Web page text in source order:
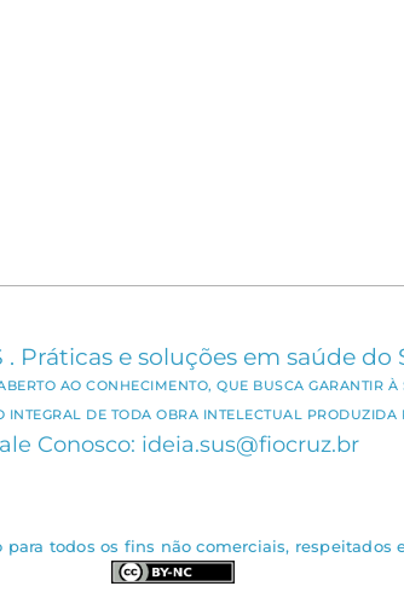
. Práticas e soluções em saúde do
AO CONHECIMENTO, QUE BUSCA GARANTIR
INTEGRAL DE TODA OBRA INTELECTUAL PRODUZIDA
Conosco: ideia.sus@fiocruz.br
todos os fins não comerciais, respeitados